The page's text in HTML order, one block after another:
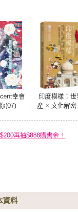
幸會
(07)
印度模樣：世
產 × 文化解密
北印、加爾各
再抽$888購書金！
資料